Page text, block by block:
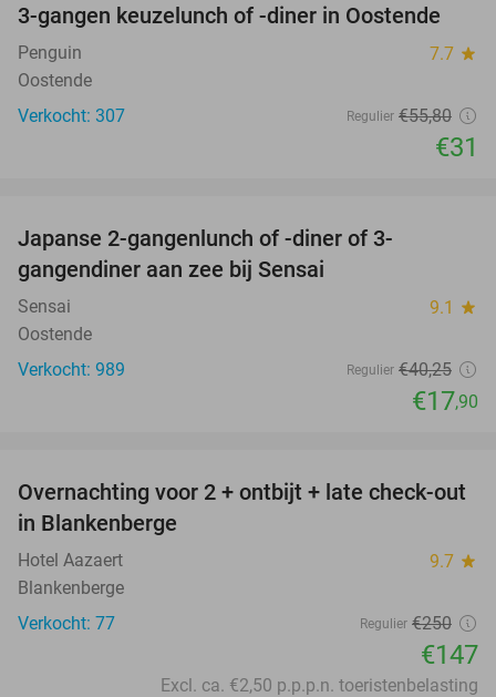
44%
3-gangen keuzelunch of -diner in Oostende
Penguin 7.7 star
Oostende
Verkocht: 307
Regulier €55,80
€31
Japanse 2-gangenlunch of -diner of 3-
gangendiner aan zee bij Sensai
Sensai 9.1 star
Oostende
Verkocht: 989
Regulier €40,25
€17,90
41%
Overnachting voor 2 + ontbijt + late check-out
in Blankenberge
Hotel Aazaert 9.7 star
Blankenberge
Verkocht: 77
Regulier €250
€147
Excl. ca. €2,50 p.p.p.n. toeristenbelasting